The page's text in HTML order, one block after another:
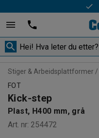
Stiger & Arbeidsplattformer
FOT
Kick-step
Plast, H400 mm, grå
Art. nr: 254472